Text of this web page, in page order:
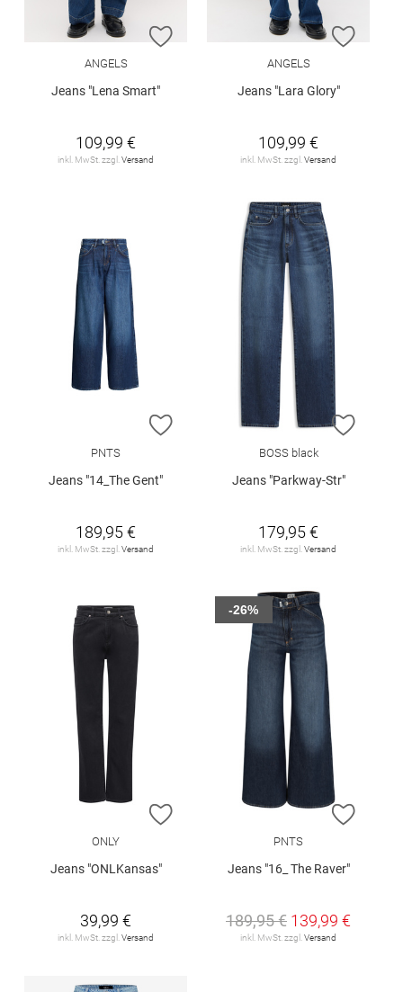
ZUR WUNSCHLISTE HINZUFÜGEN
ANGELS
Jeans "Lena Smart"
109,99 €
inkl. MwSt. zzgl. Versand
ZUR
ANGELS
Jeans "Lara Glory"
109,99 €
inkl. MwSt. zzgl. Versand
ZUR WUNSCHLISTE HINZUFÜGEN
PNTS
Jeans "14_The Gent"
189,95 €
inkl. MwSt. zzgl. Versand
ZUR
BOSS black
Jeans "Parkway-Str"
179,95 €
inkl. MwSt. zzgl. Versand
ZUR WUNSCHLISTE HINZUFÜGEN
ONLY
Jeans "ONLKansas"
39,99 €
inkl. MwSt. zzgl.Versand
ZUR
PNTS
Jeans "16_ The Raver"
189,95 € 139,99 €
inkl. MwSt. zzgl.Versand
-26%